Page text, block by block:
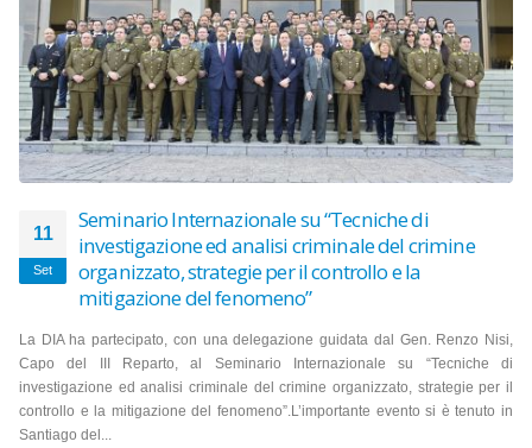
11
Set
Seminario Internazionale su “Tecniche di
investigazione ed analisi criminale del crimine
organizzato, strategie per il controllo e la
mitigazione del fenomeno”
La DIA ha partecipato, con una delegazione guidata dal Gen. Renzo Nisi,
Capo del III Reparto, al Seminario Internazionale su “Tecniche di
investigazione ed analisi criminale del crimine organizzato, strategie per il
controllo e la mitigazione del fenomeno”.L’importante evento si è tenuto in
Santiago del...